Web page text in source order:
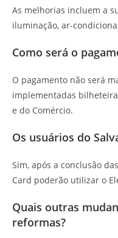
As melhorias incluem a
iluminação, ar-
Como será o
O pagamento não será
implementadas
e do Comércio.
Os usuários do
Sim, após a conclusão
Card poderão utilizar o
Quais outras
reformas?